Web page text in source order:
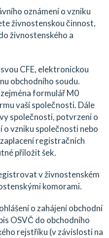
oznámení o vzniku
živnostenskou činnost,
živnostenského a
CFE, elektronickou
obchodního soudu.
formulář M0
vaší společnosti. Dále
společnosti, potvrzení o
o vzniku společnosti nebo
registračních
přiložit šek.
v živnostenském
komorami.
o zahájení obchodní
OSVČ do obchodního
rejstříku (v závislosti na